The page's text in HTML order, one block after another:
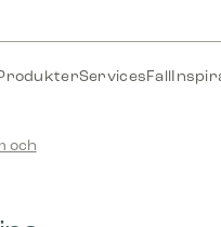
ServicesFall
och